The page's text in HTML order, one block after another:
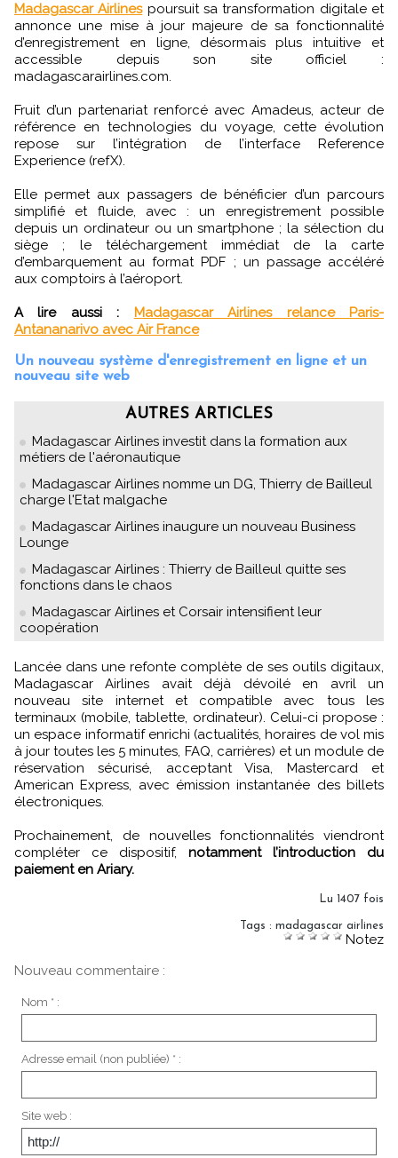
Madagascar Airlinespoursuit sa transformation digitale et
annonce une mise à jour majeure de sa fonctionnalité
d’enregistrement en ligne, désormais plus intuitive et
accessible depuis son site officiel :
madagascarairlines.com.
Fruit d’un partenariat renforcé avec Amadeus, acteur de
référence en technologies du voyage, cette évolution
repose sur l’intégration de l’interface Reference
Experience (refX).
Elle permet aux passagers de bénéficier d’un parcours
simplifié et fluide, avec : un enregistrement possible
depuis un ordinateur ou un smartphone ; la sélection du
siège ; le téléchargement immédiat de la carte
d’embarquement au format PDF ; un passage accéléré
aux comptoirs à l’aéroport.
A lire aussi :
Madagascar Airlines relance Paris-
Antananarivo avec Air France
Un nouveau système d'enregistrement en ligne et un
nouveau site web
AUTRES ARTICLES
Madagascar Airlines investit dans la formation aux
métiers de l'aéronautique
Madagascar Airlines nomme un DG, Thierry de Bailleul
charge l'Etat malgache
Madagascar Airlines inaugure un nouveau Business
Lounge
Madagascar Airlines : Thierry de Bailleul quitte ses
fonctions dans le chaos
Madagascar Airlines et Corsair intensifient leur
coopération
Lancée dans une refonte complète de ses outils digitaux,
Madagascar Airlines avait déjà dévoilé en avril un
nouveau site internet et compatible avec tous les
terminaux (mobile, tablette, ordinateur). Celui-ci propose :
un espace informatif enrichi (actualités, horaires de vol mis
à jour toutes les 5 minutes, FAQ, carrières) et un module de
réservation sécurisé, acceptant Visa, Mastercard et
American Express, avec émission instantanée des billets
électroniques.
Prochainement, de nouvelles fonctionnalités viendront
compléter ce dispositif, notamment l’introduction du
paiement en Ariary.
Lu 1407 fois
Tags : madagascar airlines
Notez
Nouveau commentaire :
Nom * :
Adresse email (non publiée) * :
Site web :